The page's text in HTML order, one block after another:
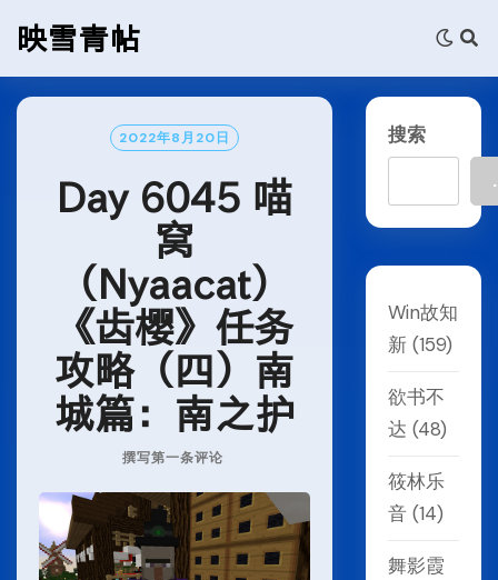
to
content
映雪青帖
2022年8月20日
Day 6045 喵
窝
（Nyaacat）
《齿樱》任务
攻略（四）南
城篇：南之护
撰写第一条评论
搜索
Win故知
新(159)
欲书不
达 (48)
筱林乐
音(14)
舞影霞